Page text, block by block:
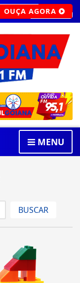
OUÇA AGORA
MENU
BUSCAR